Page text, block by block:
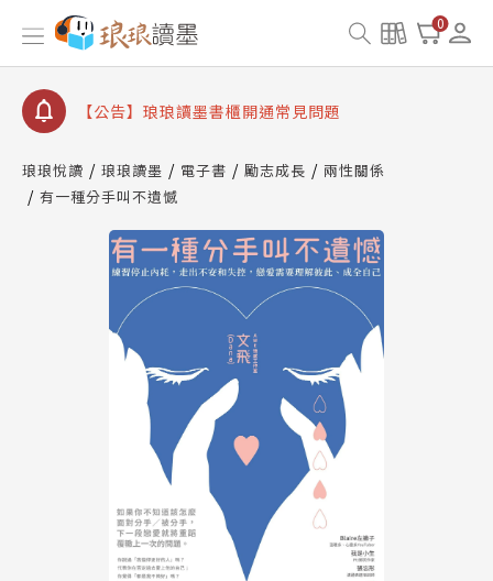
0
【公告】琅琅讀墨數位閱讀資產合併與書櫃開通申請
【公告】琅琅讀墨書櫃開通常見問題
【公告】琅琅讀墨 3 分鐘完成書櫃開通與資產合併申
請圖文教學
查詢
【公告】琅琅讀墨數位閱讀資產合併與書櫃開通申請
琅琅悅讀 琅琅讀墨 電子書 勵志成長
兩性關係
有一種分手叫不遺憾